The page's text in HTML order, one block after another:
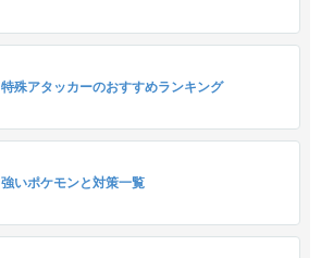
特殊アタッカーのおすすめランキング
強いポケモンと対策一覧